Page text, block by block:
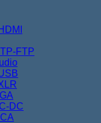
FTP
DC